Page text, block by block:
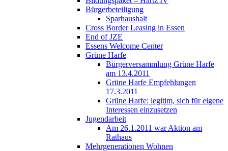
Bürgerbeteiligung
Sparhaushalt
Cross Border Leasing in Essen
End of JZE
Essens Welcome Center
Grüne Harfe
Bürgerversammlung Grüne Harfe
am 13.4.2011
Grüne Harfe Empfehlungen
17.3.2011
Grüne Harfe: legitim, sich für eigene
Interessen einzusetzen
Jugendarbeit
Am 26.1.2011 war Aktion am
Rathaus
Mehrgenerationen Wohnen